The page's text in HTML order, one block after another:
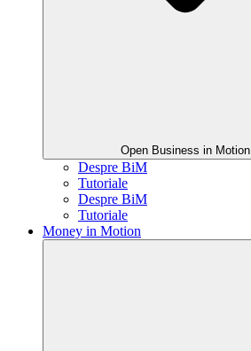
Open Business in Motion
Despre BiM
Tutoriale
Despre BiM
Tutoriale
Money in Motion